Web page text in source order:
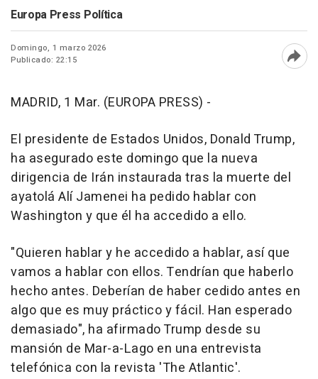
Europa Press Política
Domingo, 1 marzo 2026
Publicado: 22:15
MADRID, 1 Mar. (EUROPA PRESS) -
El presidente de Estados Unidos, Donald Trump,
ha asegurado este domingo que la nueva
dirigencia de Irán instaurada tras la muerte del
ayatolá Alí Jamenei ha pedido hablar con
Washington y que él ha accedido a ello.
"Quieren hablar y he accedido a hablar, así que
vamos a hablar con ellos. Tendrían que haberlo
hecho antes. Deberían de haber cedido antes en
algo que es muy práctico y fácil. Han esperado
demasiado", ha afirmado Trump desde su
mansión de Mar-a-Lago en una entrevista
telefónica con la revista 'The Atlantic'.